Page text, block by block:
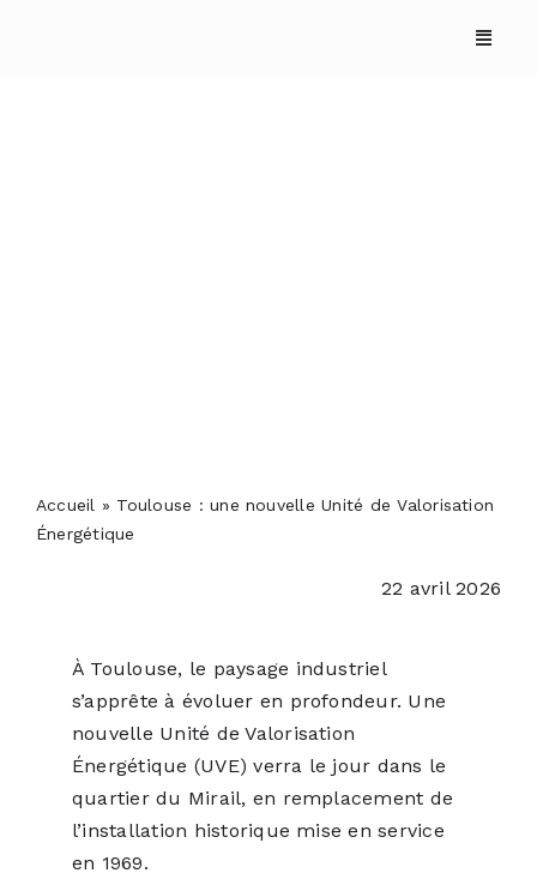
Accueil » Toulouse : une nouvelle Unité de Valorisation
Énergétique
22 avril 2026
À Toulouse, le paysage industriel
s’apprête à évoluer en profondeur. Une
nouvelle Unité de Valorisation
Énergétique (UVE) verra le jour dans le
quartier du Mirail, en remplacement de
l’installation historique mise en service
en 1969.
PODCASTS
S’ABONNER